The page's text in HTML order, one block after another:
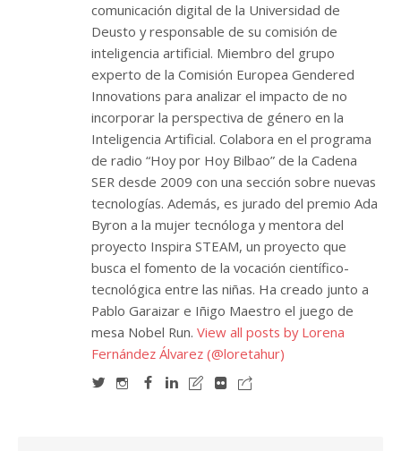
comunicación digital de la Universidad de
Deusto y responsable de su comisión de
inteligencia artificial. Miembro del grupo
experto de la Comisión Europea Gendered
Innovations para analizar el impacto de no
incorporar la perspectiva de género en la
Inteligencia Artificial. Colabora en el programa
de radio “Hoy por Hoy Bilbao” de la Cadena
SER desde 2009 con una sección sobre nuevas
tecnologías. Además, es jurado del premio Ada
Byron a la mujer tecnóloga y mentora del
proyecto Inspira STEAM, un proyecto que
busca el fomento de la vocación científico-
tecnológica entre las niñas. Ha creado junto a
Pablo Garaizar e Iñigo Maestro el juego de
mesa Nobel Run. View all posts by Lorena
Fernández Álvarez (@loretahur)